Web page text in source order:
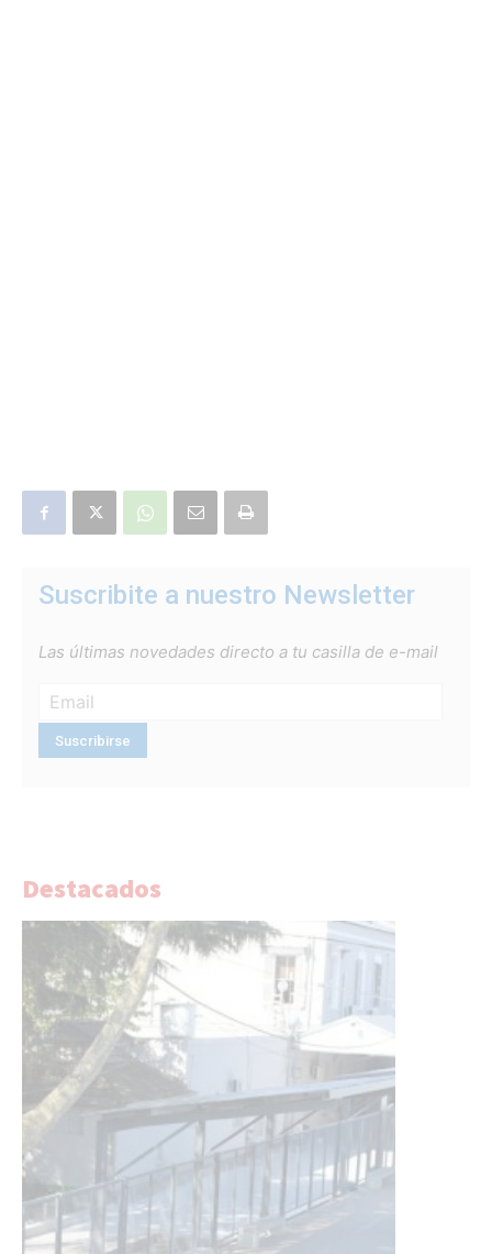
Suscribite a nuestro Newsletter
Las últimas novedades directo a tu casilla de e-mail
Destacados